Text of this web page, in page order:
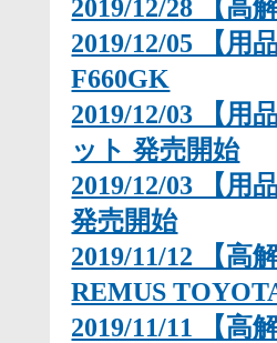
2019/12/28 【高
2019/12/05 【用
F660GK
2019/12/03 【用
ット 発売開始
2019/12/03 【用
発売開始
2019/11/12 【
REMUS
2019/11/11 【高